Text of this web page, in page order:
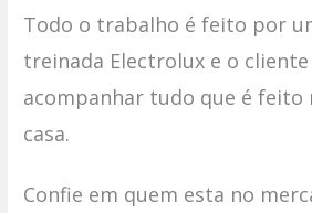
Todo o trabalho é feito por
treinada Electrolux e o
acompanhar tudo que é feito
casa.
Confie em quem esta no